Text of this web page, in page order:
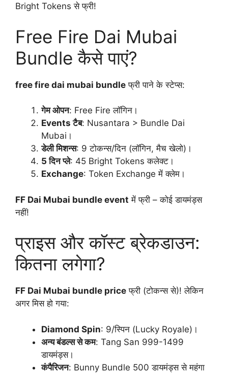
Bright Tokens से फ्री!
Free Fire Dai Mubai
Bundle कैसे पाएं?
free fire dai mubai bundle फ्री पाने के स्टेप्स:
गेम ओपन: Free Fire लॉगिन।
Events टैब: Nusantara > Bundle Dai
Mubai।
डेली मिशन्स: 9 टोकन्स/दिन (लॉगिन, मैच खेलो)।
5 दिन प्ले: 45 Bright Tokens कलेक्ट।
Exchange: Token Exchange में क्लेम।
FF Dai Mubai bundle event में फ्री – कोई डायमंड्स
नहीं!
प्राइस और कॉस्ट ब्रेकडाउन:
कितना लगेगा?
FF Dai Mubai bundle price फ्री (टोकन्स से)! लेकिन
अगर मिस हो गया:
Diamond Spin: 9/स्पिन (Lucky Royale)।
अन्य बंडल्स से कम: Tang San 999-1499
डायमंड्स।
कंपैरिजन: Bunny Bundle 500 डायमंड्स से महंगा